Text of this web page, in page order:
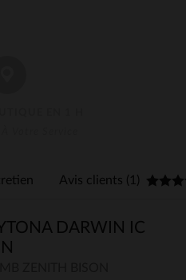
Avis clients (1)
DARWIN IC